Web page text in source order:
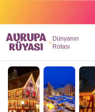
Dünyanın
Rotası